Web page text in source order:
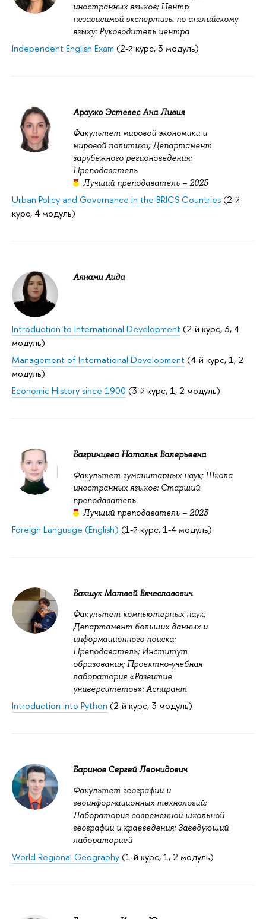
иностранных языков; Центр
независимой экспертизы по английскому
языку: Руководитель центра
Independent English Exam (2-й курс, 3 модуль)
Араужо Эстевес Ана Ливия
Факультет мировой экономики и
мировой политики; Департамент
зарубежного регионоведения:
Преподаватель
Лучший преподаватель – 2025
Urban Policy and Governance in the BRICS Countries(2-й
курс, 4 модуль)
Аянами Аида
Introduction to International Development (2-й курс, 3, 4
модуль)
Management of International Development (4-й курс, 1, 2
модуль)
Economic History since 1900 (3-й курс, 1, 2 модуль)
Багринцева Наталья Валерьевна
Факультет гуманитарных наук; Школа
иностранных языков: Старший
преподаватель
Лучший преподаватель – 2023
Foreign Language (English) (1-й курс, 1-4 модуль)
Бакшук Матвей Вячеславович
Факультет компьютерных наук;
Департамент больших данных и
информационного поиска:
Преподаватель; Институт
образования; Проектно-учебная
лаборатория «Развитие
университетов»: Аспирант
Introduction into Python (2-й курс, 3 модуль)
Баринов Сергей Леонидович
Факультет географии и
геоинформационных технологий;
Лаборатория современной школьной
географии и краеведения: Заведующий
лабораторией
World Regional Geography(1-й курс, 1, 2 модуль)